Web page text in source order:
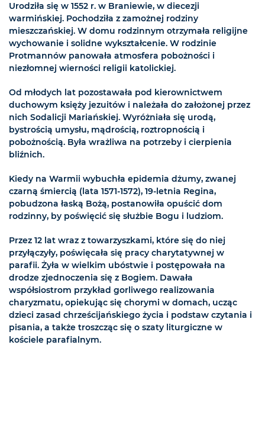
Urodziła się w 1552 r. w Braniewie, w diecezji
warmińskiej. Pochodziła z zamożnej rodziny
mieszczańskiej. W domu rodzinnym otrzymała religijne
wychowanie i solidne wykształcenie. W rodzinie
Protmannów panowała atmosfera pobożności i
niezłomnej wierności religii katolickiej.
Od młodych lat pozostawała pod kierownictwem
duchowym księży jezuitów i należała do założonej przez
nich Sodalicji Mariańskiej. Wyróżniała się urodą,
bystrością umysłu, mądrością, roztropnością i
pobożnością. Była wrażliwa na potrzeby i cierpienia
bliźnich.
Kiedy na Warmii wybuchła epidemia dżumy, zwanej
czarną śmiercią (lata 1571-1572), 19-letnia Regina,
pobudzona łaską Bożą, postanowiła opuścić dom
rodzinny, by poświęcić się służbie Bogu i ludziom.
Przez 12 lat wraz z towarzyszkami, które się do niej
przyłączyły, poświęcała się pracy charytatywnej w
parafii. Żyła w wielkim ubóstwie i postępowała na
drodze zjednoczenia się z Bogiem. Dawała
współsiostrom przykład gorliwego realizowania
charyzmatu, opiekując się chorymi w domach, ucząc
dzieci zasad chrześcijańskiego życia i podstaw czytania i
pisania, a także troszcząc się o szaty liturgiczne w
kościele parafialnym.